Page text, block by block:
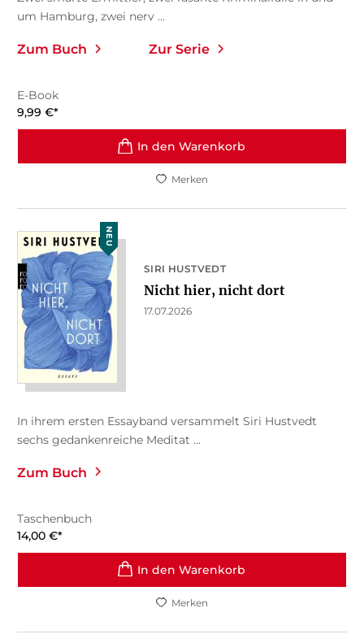
um Hamburg, zwei nerv ...
Zum Buch Zur Serie
E-Book
9,99 €*
In den Warenkorb
Merken
NEU
SIRI HUSTVEDT
Nicht hier, nicht dort
17.07.2026
In ihrem ersten Essayband versammelt Siri Hustvedt
sechs gedankenreiche Meditat ...
Zum Buch
Taschenbuch
14,00 €*
In den Warenkorb
Merken